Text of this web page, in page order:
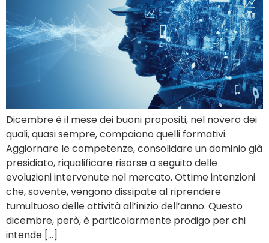
Dicembre è il mese dei buoni propositi, nel novero dei
quali, quasi sempre, compaiono quelli formativi.
Aggiornare le competenze, consolidare un dominio già
presidiato, riqualificare risorse a seguito delle
evoluzioni intervenute nel mercato. Ottime intenzioni
che, sovente, vengono dissipate al riprendere
tumultuoso delle attività all’inizio dell’anno. Questo
dicembre, però, è particolarmente prodigo per chi
intende […]